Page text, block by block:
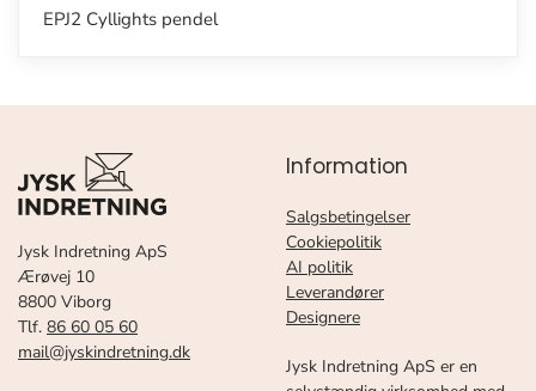
EPJ2 Cyllights pendel
Jysk Indretning ApS
Ærøvej 10
8800 Viborg
Tlf. 86 60 05 60
mail@jyskindretning.dk
Information
Salgsbetingelser
Cookiepolitik
AI politik
Leverandører
Designere
Jysk Indretning ApS er en